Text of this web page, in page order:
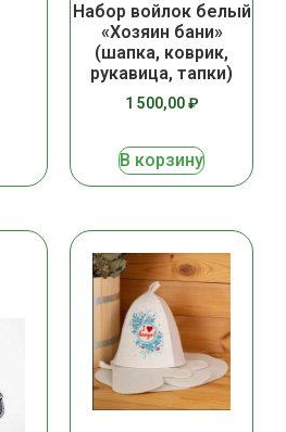
Набор войлок белый
«Хозяин бани»
(шапка, коврик,
рукавица, тапки)
1 500,00₽
В корзину